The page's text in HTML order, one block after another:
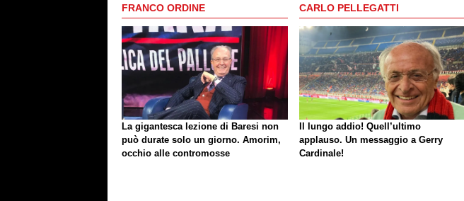
FRANCO ORDINE
La gigantesca lezione di Baresi non
può durate solo un giorno. Amorim,
occhio alle contromosse
CARLO PELLEGATTI
Il lungo addio! Quell’ultimo
applauso. Un messaggio a Gerry
Cardinale!